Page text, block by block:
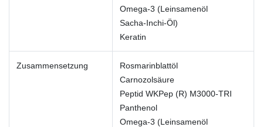
Omega-3 (Leinsamenöl
Sacha-Inchi-Öl)
Keratin
Zusammensetzung
Rosmarinblattöl
Carnozolsäure
Peptid WKPep (R) M3000-TRI
Panthenol
Omega-3 (Leinsamenöl